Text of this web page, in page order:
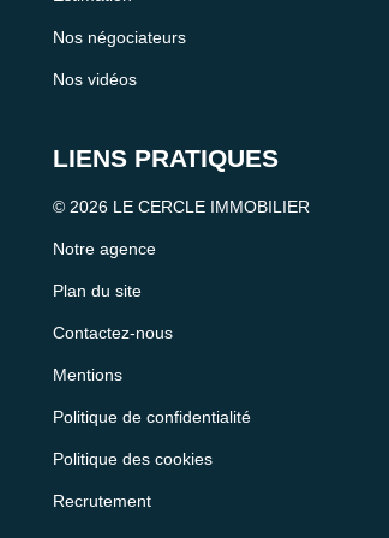
Nos négociateurs
Nos vidéos
LIENS PRATIQUES
© 2026 LE CERCLE IMMOBILIER
Notre agence
Plan du site
Contactez-nous
Mentions
Politique de confidentialité
Politique des cookies
Recrutement